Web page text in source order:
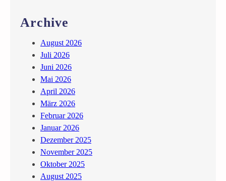
h
e
w
e
i
n
d
l
Archive
August 2026
Juli 2026
Juni 2026
Mai 2026
April 2026
März 2026
Februar 2026
Januar 2026
Dezember 2025
November 2025
Oktober 2025
August 2025